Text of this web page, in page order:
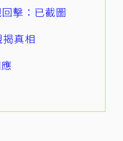
擊：已截圖
真相